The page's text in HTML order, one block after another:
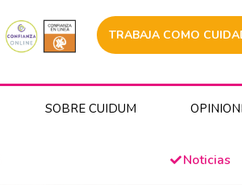
TRABAJA COMO
SOBRE CUIDUM
Noticias